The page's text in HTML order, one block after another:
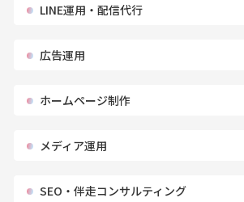
LINE運用・配信代行
広告運用
ホームページ制作
メディア運用
SEO・伴走コンサルティング